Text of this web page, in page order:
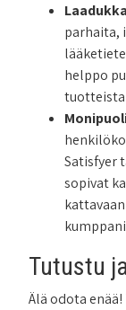
parhaita,
helppo
Satisfyer
sopivat
Tutustu
Älä odota